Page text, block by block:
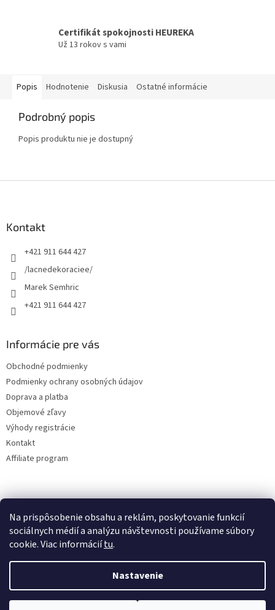
Na prispôsobenie obsahu a reklám, poskytovanie funkcií
sociálnych médií a analýzu návštevnosti používame súbory
cookie. Viac informáciítu.
Nastavenie
Certifikát spokojnosti HEUREKA
Už 13 rokov s vami
Popis Hodnotenie Diskusia Ostatné informácie
Podrobný popis
Popis produktu nie je dostupný
Kontakt
+421 911 644 427
/lacnedekoraciee/
Marek Semhric
+421 911 644 427
Informácie pre vás
Obchodné podmienky
Podmienky ochrany osobných údajov
Doprava a platba
Objemové zľavy
Výhody registrácie
Kontakt
Affiliate program
Copyright 2026lacne-dekoracie.sk. Všetky práva vyhradené.